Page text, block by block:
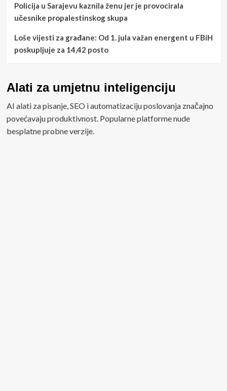
Policija u Sarajevu kaznila ženu jer je provocirala
učesnike propalestinskog skupa
Loše vijesti za građane: Od 1. jula važan energent u FBiH
poskupljuje za 14,42 posto
Alati za umjetnu inteligenciju
AI alati za pisanje, SEO i automatizaciju poslovanja značajno
povećavaju produktivnost. Popularne platforme nude
besplatne probne verzije.